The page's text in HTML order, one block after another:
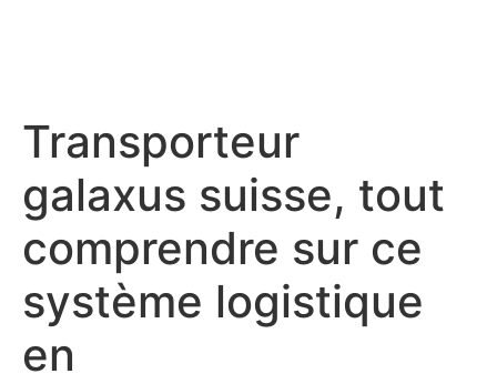
Transporteur
galaxus suisse, tout
comprendre sur ce
système logistique
en